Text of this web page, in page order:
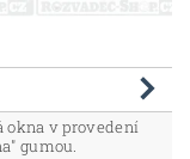
okna v provedení
gumou.